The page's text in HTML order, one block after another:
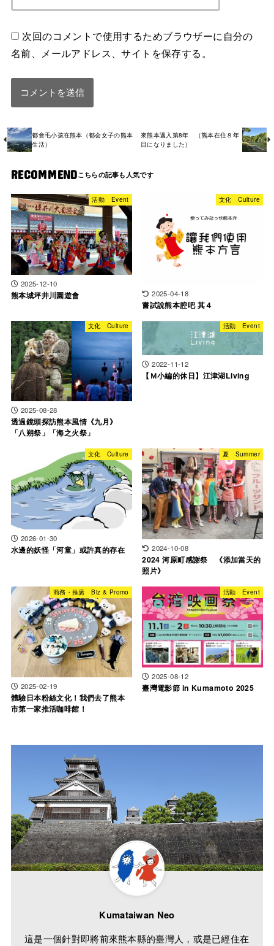
次回のコメントで使用するためブラウザーに自分の
名前、メールアドレス、サイトを保存する。
都會毛小孩在熊本（都会女子の熊本
生活）
來熊本邁入第8年 （熊本在住８年
目になりました）
RECOMMEND
活動 Event
2025-12-10
熊本城坪井川園遊會
文化 Culture
2025-04-18
嘗試說熊本腔吧 其４
文化 Culture
2025-08-28
透過鏡頭探訪熊本風情《九月》
「八朔祭」「海之火祭」
活動 Event
2022-11-12
【Ｍ小編的休日】江津湖Living
文化 Culture
2026-01-30
水邊的妖怪「河童」或許真的存在
夏 Summer
2024-10-08
2024 河原町感謝祭 《添加當天的
照片》
商務・推廣 Biz & Promo
2025-02-19
體驗日本粉絲文化！我們去了熊本
市第一家推活咖啡館！
活動 Event
2025-08-12
臺灣電影節 in Kumamoto 2025
Kumataiwan Neo
這是一個針對即將前來熊本縣的臺灣人，或是已經住在